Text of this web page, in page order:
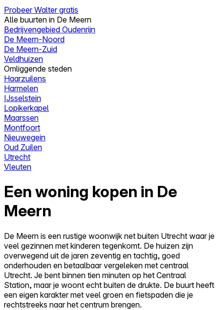
Probeer Walter gratis
Alle buurten in De Meern
Bedrijvengebied Oudenrijn
De Meern-Noord
De Meern-Zuid
Veldhuizen
Omliggende steden
Haarzuilens
Harmelen
IJsselstein
Lopikerkapel
Maarssen
Montfoort
Nieuwegein
Oud Zuilen
Utrecht
Vleuten
Een woning kopen in De
Meern
De Meern is een rustige woonwijk net buiten Utrecht waar je
veel gezinnen met kinderen tegenkomt. De huizen zijn
overwegend uit de jaren zeventig en tachtig, goed
onderhouden en betaalbaar vergeleken met centraal
Utrecht. Je bent binnen tien minuten op het Centraal
Station, maar je woont echt buiten de drukte. De buurt heeft
een eigen karakter met veel groen en fietspaden die je
rechtstreeks naar het centrum brengen.